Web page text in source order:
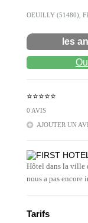
OEUILLY (51480),
les
⭐⭐⭐⭐⭐
0 AVIS
AJOUTER UN
Hôtel dans la ville
nous a pas encore
Tarifs